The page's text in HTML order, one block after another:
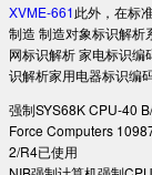
XVME-661此外，在标
制造 制造对象标识解
网标识解析 家电标识
识解析家用电器标识编
强制SYS68K CPU-40
Force Computers
2/R4已使用